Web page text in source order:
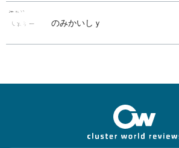
のみかいしｙ